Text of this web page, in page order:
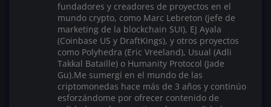
fundadores y creadores de proyectos en el
mundo crypto, como Marc Lebreton (jefe de
marketing de la blockchain SUI), EJ Ayala
(Coinbase US y DraftKings), y otros proyectos
como Polyhedra (Eric Vreeland), Usual (Adli
Takkal Bataille) o Humanity Protocol (Jade
Gu).Me sumergí en el mundo de las
criptomonedas hace más de 3 años y continúo
esforzándome por ofrecer contenido de